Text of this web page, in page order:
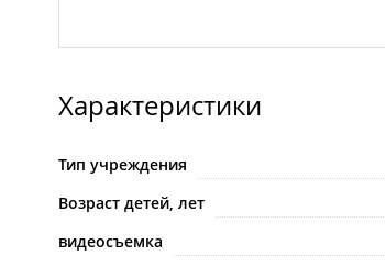
Характеристики
Тип учреждения
Возраст детей, лет
видеосъемка